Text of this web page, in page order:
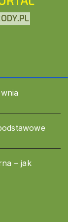
– jak